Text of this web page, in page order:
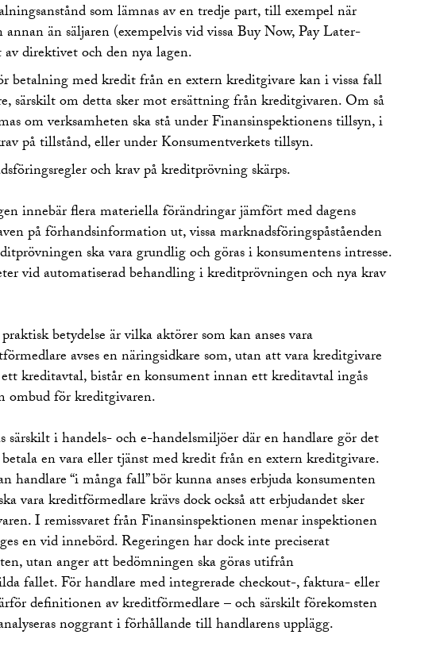
som lämnas av en tredje part, till exempel när
än säljaren (exempelvis vid vissa Buy Now, Pay Later-
direktivet och den nya lagen.
betalning med kredit från en extern kreditgivare kan i vissa fall
särskilt om detta sker mot ersättning från kreditgivaren. Om så
om verksamheten ska stå under Finansinspektionens tillsyn, i
på tillstånd, eller under Konsumentverkets tillsyn.
och krav på kreditprövning skärps.
innebär flera materiella förändringar jämfört med dagens
på förhandsinformation ut, vissa marknadsföringspåståenden
ska vara grundlig och göras i konsumentens intresse.
vid automatiserad behandling i kreditprövningen och nya krav
betydelse är vilka aktörer som kan anses vara
avses en näringsidkare som, utan att vara kreditgivare
kreditavtal, bistår en konsument innan ett kreditavtal ingås
ombud för kreditgivaren.
särskilt i handels- och e-handelsmiljöer där en handlare gör det
en vara eller tjänst med kredit från en extern kreditgivare.
handlare “i många fall” bör kunna anses erbjuda konsumenten
vara kreditförmedlare krävs dock också att erbjudandet sker
I remissvaret från Finansinspektionen menar inspektionen
en vid innebörd. Regeringen har dock inte preciserat
utan anger att bedömningen ska göras utifrån
fallet. För handlare med integrerade checkout-, faktura- eller
definitionen av kreditförmedlare – och särskilt förekomsten
noggrant i förhållande till handlarens upplägg.